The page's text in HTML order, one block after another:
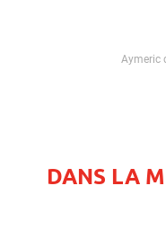
Aymeric
DANS LA